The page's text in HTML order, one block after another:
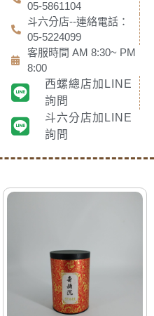
05-5861104
斗六分店--連絡電話：
05-5224099
客服時間 AM 8:30~ PM
8:00
西螺總店加LINE
詢問
斗六分店加LINE
詢問